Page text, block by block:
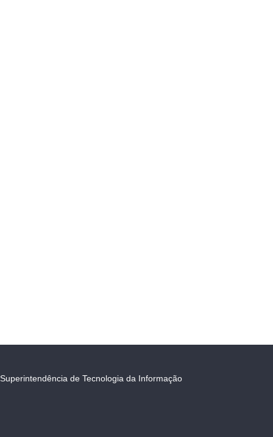
Superintendência de Tecnologia da Informação